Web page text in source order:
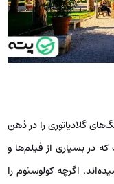
گلادیاتوری را در ذهن
در بسیاری از فیلم‌ها و
اگرچه کولوسئوم را